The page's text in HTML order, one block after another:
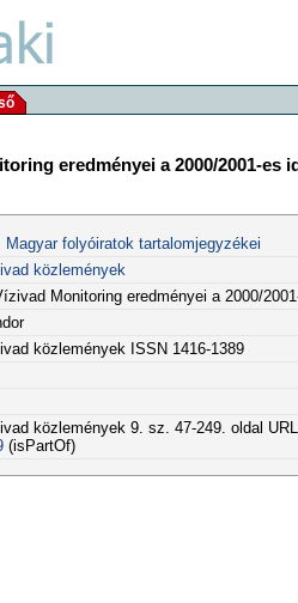
eredményei a 2000/2001-es
Magyar folyóiratok tartalomjegyzékei
közlemények
Monitoring eredményei a 2000/
közlemények ISSN 1416-1389
közlemények 9. sz. 47-249. oldal
(isPartOf)